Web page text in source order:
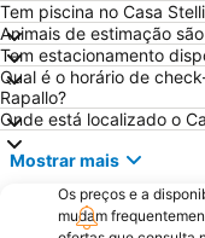
Basílica de Santa Maria
International Airport Roma
Trevi
Lungotevere Castello &
Museu Vaticano
Colosseo Metro
Estádio Olímpico de
Tem piscina no Casa
Animais de estimação
Tem estacionamento
Qual é o horário de
Rapallo?
Onde está localizado o
Mostrar mais
Os preços e a
mudam